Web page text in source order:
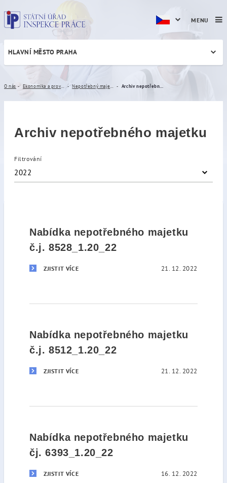
Archiv nepotřebného
HLAVNÍ MĚSTO PRAHA
O nás
Archiv nepotřebného majetku
Filtrování
2022
Nabídka nepotřebného majetku
č.j. 8528_1.20_22
ZJISTIT VÍCE 21. 12. 2022
Nabídka nepotřebného majetku
č.j. 8512_1.20_22
ZJISTIT VÍCE 21. 12. 2022
Nabídka nepotřebného majetku
čj. 6393_1.20_22
ZJISTIT VÍCE 16. 12. 2022
MENU